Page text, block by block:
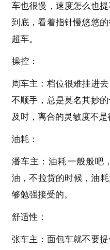
车也很慢，速度怎么也
到底，看着指针慢悠悠
超车。
操控：
周车主：档位很难挂进
不顺手，总是莫名其妙
及时，离合的灵敏度不是
油耗：
潘车主：油耗一般般吧
油，不拉货的时候，油
够勉强接受的。
舒适性：
张车主：面包车就不要